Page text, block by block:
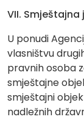
VII. Smještajna
U ponudi
vlasništvu
pravnih osoba
smještajne
smještajni
nadležnih